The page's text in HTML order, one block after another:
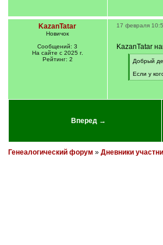
KazanTatar
Новичок
Сообщений: 3
На сайте с 2025 г.
Рейтинг: 2
17 февраля
KazanTatar
[
]
Добрый
Если у
Вперед →
Генеалогический форум » Дневники